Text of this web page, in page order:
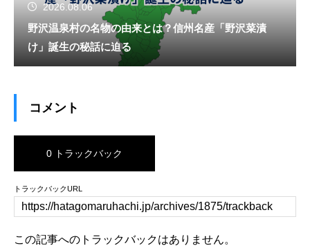
2026.08.06
野沢温泉村の名物の由来とは？信州名産「野沢菜漬
け」誕生の秘話に迫る
コメント
0 トラックバック
トラックバックURL
この記事へのトラックバックはありません。